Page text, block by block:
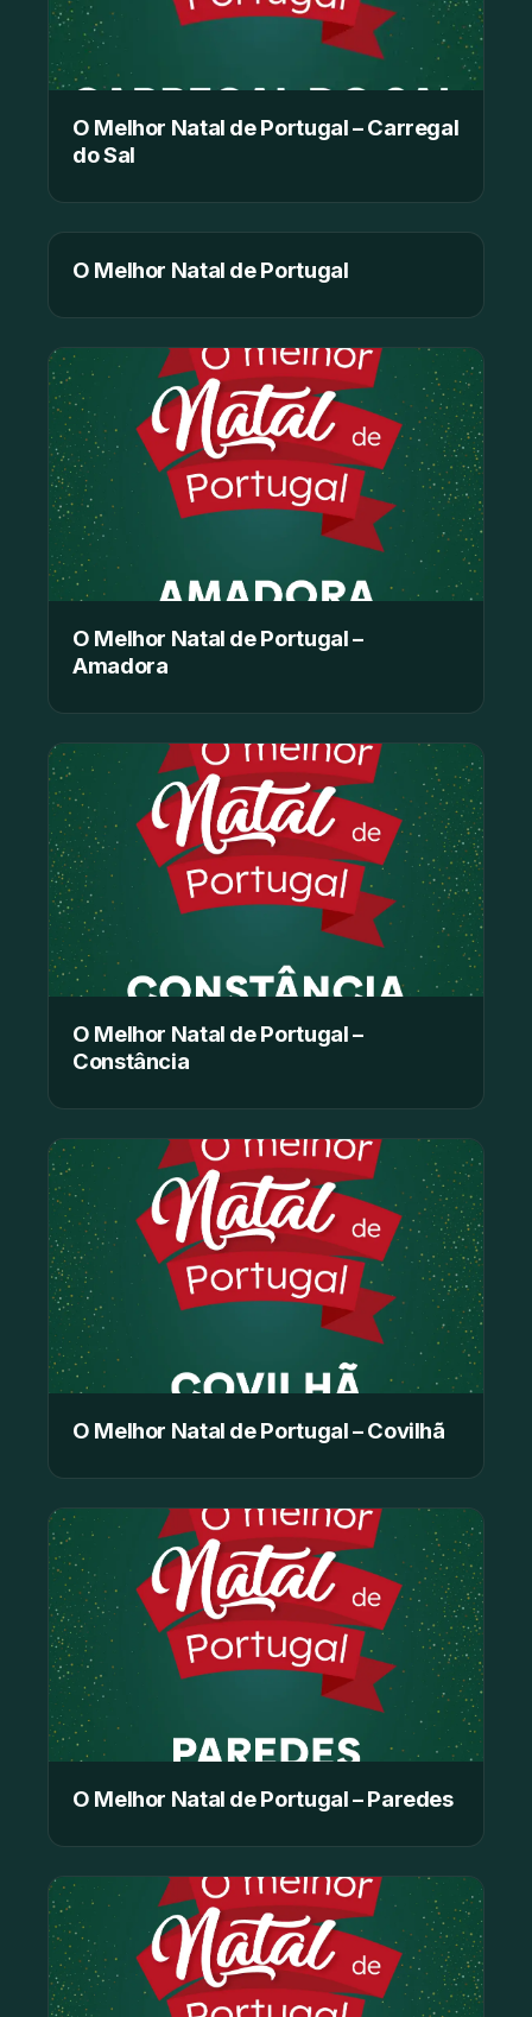
O Melhor Natal de Portugal – Carregal
do Sal
O Melhor Natal de Portugal
O Melhor Natal de Portugal –
Amadora
O Melhor Natal de Portugal –
Constância
O Melhor Natal de Portugal – Covilhã
O Melhor Natal de Portugal – Paredes